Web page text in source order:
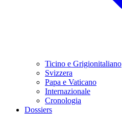
Ticino e Grigionitaliano
Svizzera
Papa e Vaticano
Internazionale
Cronologia
Dossiers